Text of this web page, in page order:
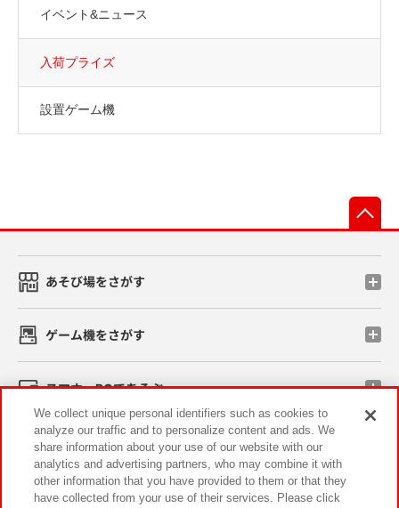
イベント&ニュース
入荷プライズ
設置ゲーム機
あそび場をさがす
ゲーム機をさがす
スマホ・PCであそぶ
イベント・キャンペーン
We collect unique personal identifiers such as cookies to
analyze our traffic and to personalize content and ads. We
share information about your use of our website with our
analytics and advertising partners, who may combine it with
other information that you have provided to them or that they
have collected from your use of their services. Please click